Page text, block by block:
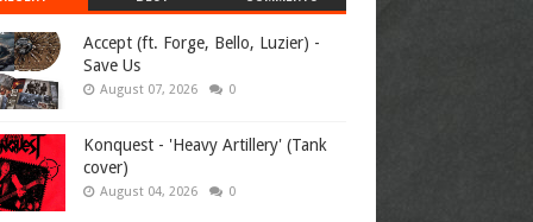
Accept (ft. Forge, Bello, Luzier) -
Save Us
August 07, 2026 0
Konquest - 'Heavy Artillery' (Tank
cover)
August 04, 2026 0